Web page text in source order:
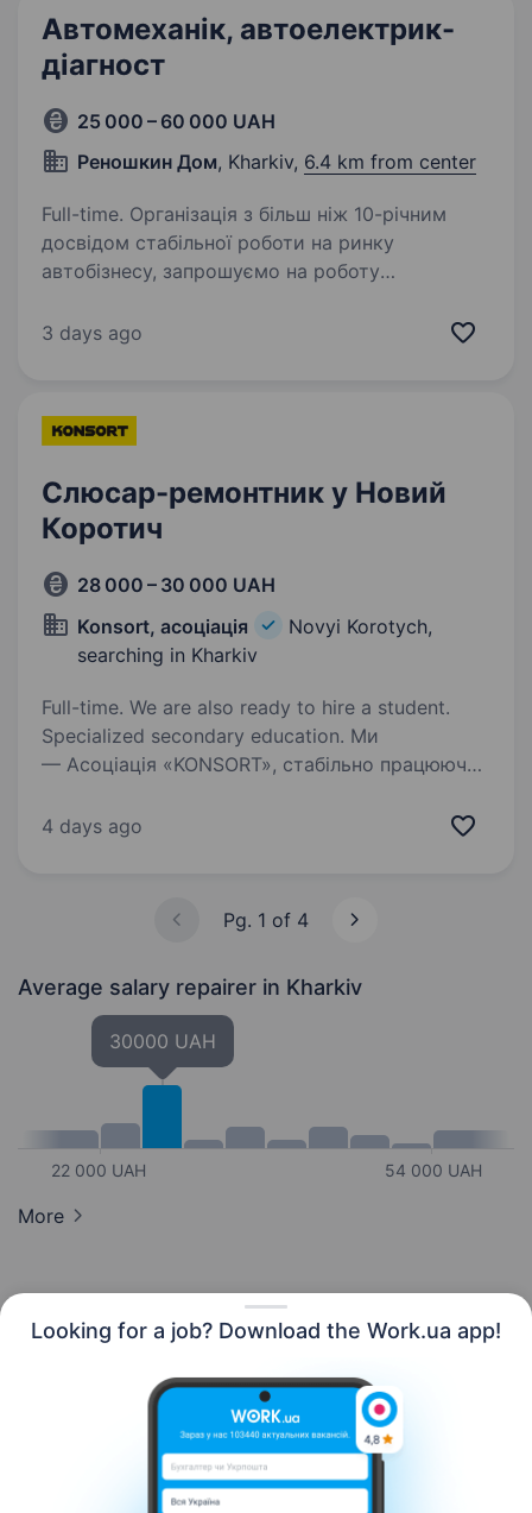
Looking for a job? Download the Work.ua app!
Автомеханік, автоелектрик-
діагност
25 000 – 60 000 UAH
Реношкин Дом, Kharkiv, 6.4 km from center
Full-time. Організація з більш ніж 10-річним
досвідом стабільної роботи на ринку
автобізнесу, запрошуємо на роботу
та малим комерційним транспортом.
3 days ago
Слюсар-ремонтник у Новий
Коротич
28 000 – 30 000 UAH
Konsort, асоціація
Novyi Korotych,
searching in Kharkiv
Full-time. We are also ready to hire a student.
Specialized secondary education. Ми
— Асоціація «KONSORT», стабільно працююча
проектів з виробництва обладнання для
4 days ago
Pg. 1 of 4
Average salary repairer in Kharkiv
22 000 UAH
30000 UAH
54 000 UAH
More